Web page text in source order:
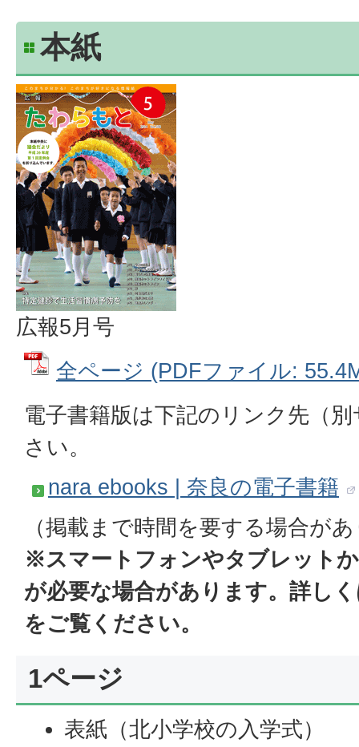
本紙
広報5月号
全ページ (PDFファイル:
電子書籍版は下記のリンク先（
さい。
nara ebooks | 奈良の電子書籍
（掲載まで時間を要する場合が
※スマートフォンやタブレット
が必要な場合があります。詳し
をご覧ください。
1ページ
表紙（北小学校の入学式）